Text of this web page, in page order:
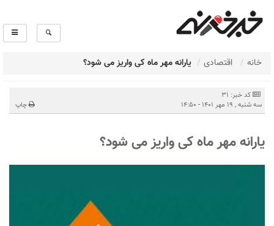
خانه اقتصادی یارانه مهر ماه کی واریز می شود؟
کد خبر: 31
سه شنبه , 19 مهر 1401 - 14:50
چاپ
یارانه مهر ماه کی واریز می شود؟